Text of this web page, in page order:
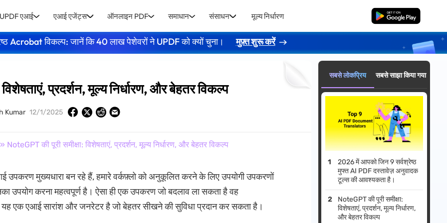
UPDF एआई एआई एजेंट्स ऑनलाइन PDF समाधान संसाधन मूल्य निर्धारण मुफ्त डाउनलोड
Acrobat विकल्प: जानें कि 40 लाख पेशेवरों ने UPDF को क्यों चुना। मुफ़्त शुरू करें
प्रदर्शन, मूल्य निर्धारण, और बेहतर विकल्प
Kumar 12/1/2025
NoteGPT की पूरी समीक्षा: विशेषताएं, प्रदर्शन, मूल्य निर्धारण, और बेहतर विकल्प
मुख्यधारा बन रहे हैं, हमारे वर्कफ़्लो को अनुकूलित करने के लिए उपयोगी उपकरणों
उपयोग करना महत्वपूर्ण है। ऐसा ही एक उपकरण जो बदलाव ला सकता है वह
एक एआई सारांश और जनरेटर है जो बेहतर सीखने की सुविधा प्रदान कर सकता है।
सबसे लोकप्रिय सबसे साझा किया गया
2026 में आपको जिन 9 सर्वश्रेष्ठ
मुफ्त AI PDF दस्तावेज़ अनुवादक
टूल्स की आवश्यकता है।
NoteGPT की पूरी समीक्षा:
विशेषताएं, प्रदर्शन, मूल्य निर्धारण,
और बेहतर विकल्प